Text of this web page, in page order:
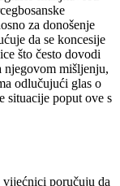
za donošenje
da se koncesije
što često dovodi
njegovom mišljenju,
odlučujući glas o
situacije poput ove s
poručuju da